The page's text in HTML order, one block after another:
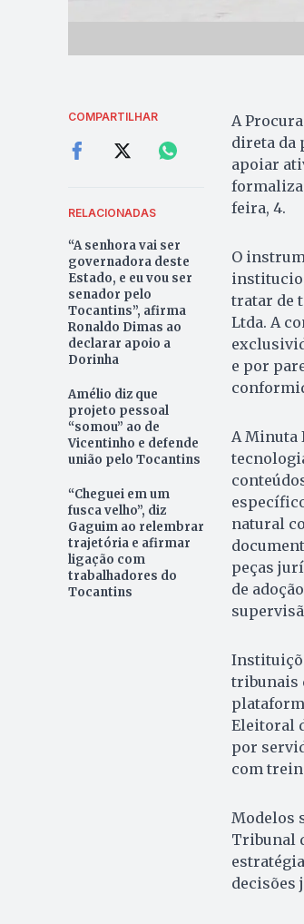
COMPARTILHAR
RELACIONADAS
“A senhora vai ser
governadora deste
Estado, e eu vou ser
senador pelo
Tocantins”, afirma
Ronaldo Dimas ao
declarar apoio a
Dorinha
Amélio diz que
projeto pessoal
“somou” ao de
Vicentinho e defende
união pelo Tocantins
“Cheguei em um
fusca velho”, diz
Gaguim ao relembrar
trajetória e afirmar
ligação com
trabalhadores do
Tocantins
A
direta da
apoiar
feira, 4.
O
tratar de
Ltda. A
e por
A Minuta
natural
peças
de
tribunais
Eleitoral
por
com
Modelos
Tribunal
decisões